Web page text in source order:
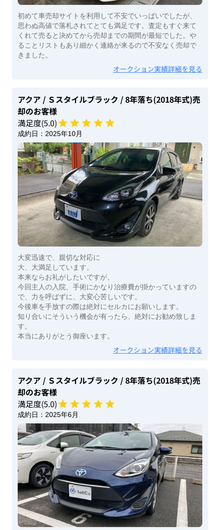
初めて車売却サイトを利用して不安でいっぱいでしたが、
思わぬ高値で落札されてとても満足です。査定もすぐ来て
くれて売ると決めてから売却までの期間が最短でした。や
ることリストもあり細かく連絡が来るので不安なく売却で
きました。
オークション実績詳細を見る
アクア / Ｓスタイルブラック / 8年落ち(2018年式)売
却のお客様
満足度(5.0)
成約日： 2025年10月
大変迅速で、親切な対応に
大、大満足しています。
本来ならお礼がしたいですが、
今回主人の入院、手術にかなり治療費が掛かっていますの
で、力を呼ばずに、大変心苦しいです。
今後車を手放すの際は絶対にセルカにお願いします。
知り合いにそういう機会が有ったら、絶対にお勧め致しま
す。
本当にありがとう御座います。
オークション実績詳細を見る
アクア / Ｓスタイルブラック / 8年落ち(2018年式)売
却のお客様
満足度(5.0)
成約日： 2025年6月